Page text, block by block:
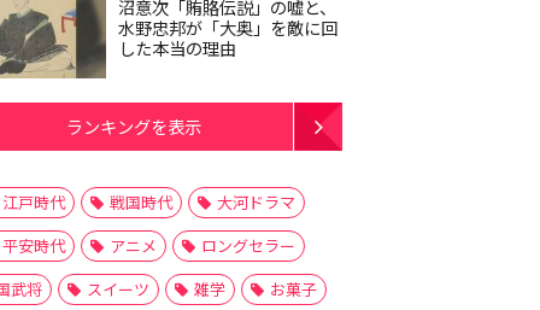
沼意次「賄賂伝説」の嘘と、
水野忠邦が「大奥」を敵に回
した本当の理由
ランキングを表示
江戸時代 戦国時代
大河ドラマ
平安時代
アニメ
ロングセラー
武将
スイーツ 雑学
お菓子